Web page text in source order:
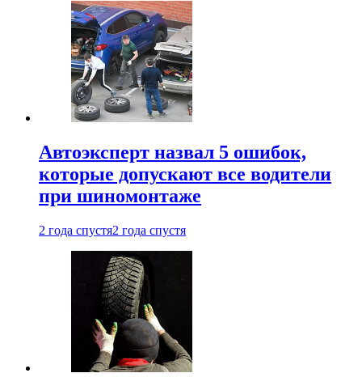
Автоэксперт назвал 5 ошибок,
которые допускают все водители
при шиномонтаже
2 года спустя2 года спустя